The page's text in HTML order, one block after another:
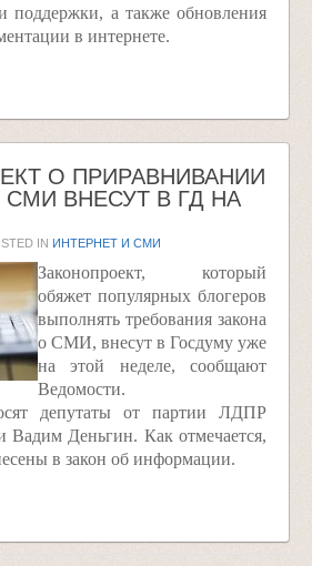
поддержки, а также обновления
в интернете.
О ПРИРАВНИВАНИИ
ВНЕСУТ В ГД НА
IN ИНТЕРНЕТ И СМИ
Законопроект, который
обяжет популярных блогеров
выполнять требования закона
о СМИ, внесут в Госдуму уже
на этой неделе, сообщают
Ведомости.
депутаты от партии ЛДПР
Вадим Деньгин. Как отмечается,
в закон об информации.